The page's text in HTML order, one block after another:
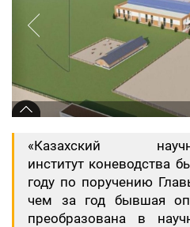
«Казахский научно-
институт коневодства
году по поручению
чем за год бывшая
преобразована в